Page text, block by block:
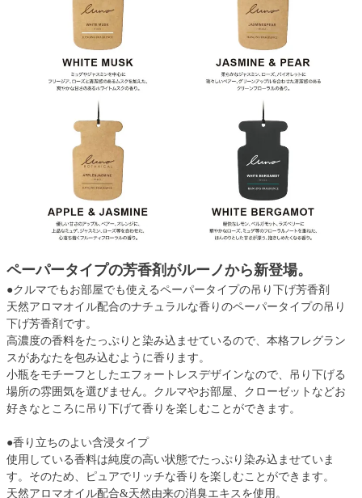
ペーパータイプの芳香剤がルーノから新登場。
●クルマでもお部屋でも使えるペーパータイプの吊り下げ芳香剤
天然アロマオイル配合のナチュラルな香りのペーパータイプの吊り
下げ芳香剤です。
高濃度の香料をたっぷりと染み込ませているので、本格フレグラン
スがあなたを包み込むように香ります。
小瓶をモチーフとしたエフォートレスデザインなので、吊り下げる
場所の雰囲気を選びません。クルマやお部屋、クローゼットなどお
好きなところに吊り下げて香りを楽しむことができます。
●香り立ちのよい含浸タイプ
使用している香料は純度の高い状態でたっぷり染み込ませていま
す。そのため、ピュアでリッチな香りを楽しむことができます。
天然アロマオイル配合&天然由来の消臭エキスを使用。